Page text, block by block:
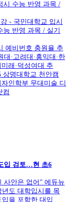
시 수능 반영 과목 /
- 국민대학교 입시
반영 과목 / 실기
예비번호 충원율 추
대·고려대·홍익대·한
래·덕성여대 추
상명대학교 천안캠
인학부 무대미술 디
컴
입 검토…현 초6
사안은 없어” 에듀뉴
년도 대학입시를 목
을 포함한 대입